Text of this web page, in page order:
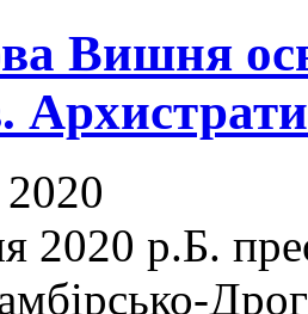
Вишня
2020 р.Б.